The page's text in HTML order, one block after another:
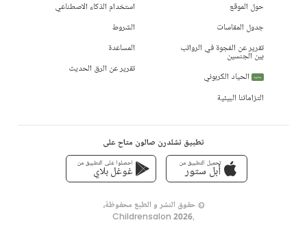
حول الموقع
جدول المقاسات
تقرير عن الفجوة في الرواتب
بين الجنسين
جديد
الحياد الكربوني
التزاماتنا البيئية
استخدام الذكاء الاصطناعي
الشروط
المساعدة
تقرير عن الرق الحديث
تطبيق تشلدرن صالون متاح على
تحميل التطبيق من
أبل ستور
احصلوا على التطبيق من
غوغل بلاي
© حقوق النشر و الطبع محفوظة،
,
Childrensalon 2026